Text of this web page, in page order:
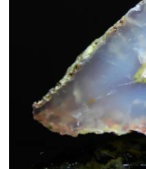
VIDEOGALERIE
KONTAKT
Obchodní podmínky
Poučení o právu na